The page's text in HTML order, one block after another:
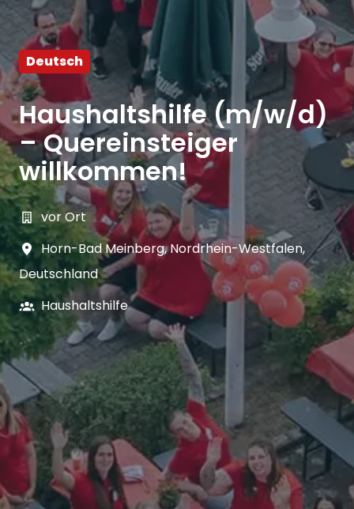
Deutsch
Haushaltshilfe (m/w/d)
– Quereinsteiger
willkommen!
vor Ort
Horn-Bad Meinberg, Nordrhein-Westfalen,
Deutschland
Haushaltshilfe